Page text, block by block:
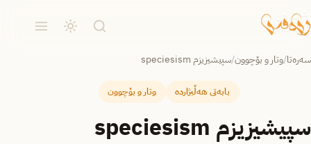
سەرەتا/وتار و بۆچوون/سپیشیزیزم speciesism
بابەتی هەڵبژاردە وتار و بۆچوون
سپیشیزیزم speciesism